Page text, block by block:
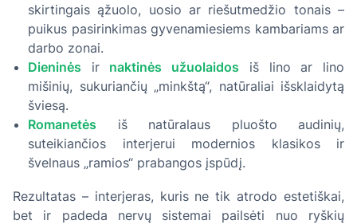
skirtingais ąžuolo, uosio ar riešutmedžio tonais –
puikus pasirinkimas gyvenamiesiems kambariams ar
darbo zonai.
Dieninės ir naktinės užuolaidos iš lino ar lino
mišinių, sukuriančių „minkštą“, natūraliai išsklaidytą
šviesą.
Romanetės iš natūralaus pluošto audinių,
suteikiančios interjerui modernios klasikos ir
švelnaus „ramios“ prabangos įspūdį.
Rezultatas – interjeras, kuris ne tik atrodo estetiškai,
bet ir padeda nervų sistemai pailsėti nuo ryškių